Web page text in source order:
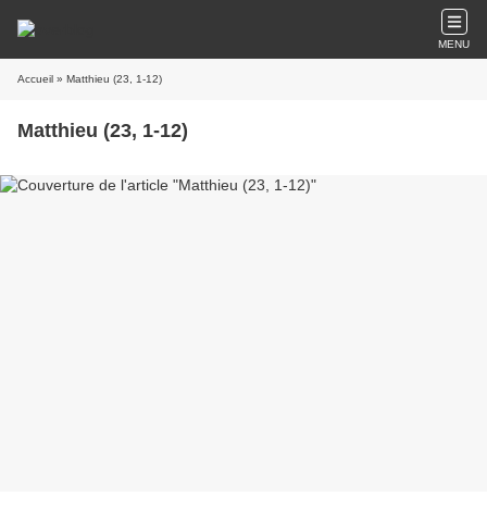
MENU
Accueil » Matthieu (23, 1-12)
Matthieu (23, 1-12)